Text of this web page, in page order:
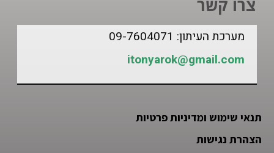
צרו קשר
מערכת העיתון: 09-7604071
itonyarok@gmail.com
תנאי שימוש ומדיניות פרטיות
הצהרת נגישות